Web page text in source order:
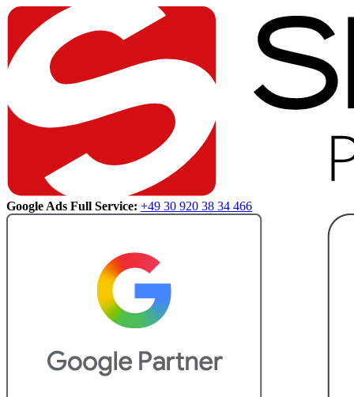
Google Ads Full Service: +49 30 920 38 34 466